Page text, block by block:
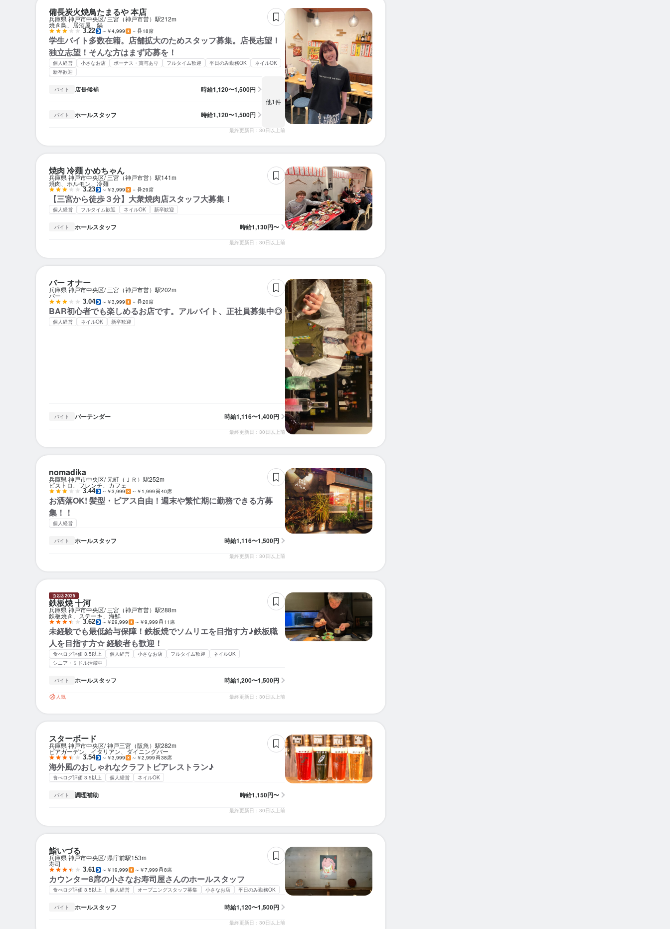
備長炭火焼鳥たまるや 本店
兵庫県 神戸市中央区 三宮（神戸市営）駅212m
焼き鳥、居酒屋、鍋
3.22 ～￥4,999 － 18席
学生バイト多数在籍。店舗拡大のためスタッフ募集。店長志望！
独立志望！そんな方はまず応募を！
個人経営 小さなお店 ボーナス・賞与あり フルタイム歓迎 平日のみ勤務OK
ネイルOK
新卒歓迎
バイト 店長候補 時給1,120〜1,500円
バイト ホールスタッフ 時給1,120〜1,500円
他1件
最終更新日：30日以上前
焼肉 冷麺 かめちゃん
兵庫県 神戸市中央区 三宮（神戸市営）駅141m
焼肉、ホルモン、冷麺
3.23 ～￥3,999 － 29席
【三宮から徒歩３分】大衆焼肉店スタッフ大募集！
個人経営 フルタイム歓迎 ネイルOK 新卒歓迎
バイト ホールスタッフ 時給1,130円〜
最終更新日：30日以上前
バー オナー
兵庫県 神戸市中央区 三宮（神戸市営）駅202m
バー
3.04 ～￥3,999 － 20席
BAR初心者でも楽しめるお店です。アルバイト、正社員募集中◎
個人経営 ネイルOK 新卒歓迎
バイト バーテンダー 時給1,116〜1,400円
最終更新日：30日以上前
nomadika
兵庫県 神戸市中央区 元町（ＪＲ）駅252m
ビストロ、フレンチ、カフェ
3.44 ～￥3,999 ～￥1,999 40席
お洒落OK! 髪型・ピアス自由！週末や繁忙期に勤務できる方募
集！！
個人経営
バイト ホールスタッフ 時給1,116〜1,500円
最終更新日：30日以上前
鉄板焼 十河
兵庫県 神戸市中央区 三宮（神戸市営）駅288m
鉄板焼き、ステーキ、海鮮
3.62 ～￥29,999 ～￥9,999 11席
未経験でも最低給与保障！鉄板焼でソムリエを目指す方♪鉄板職
人を目指す方☆ 経験者も歓迎！
食べログ評価 3.5以上 個人経営 小さなお店 フルタイム歓迎
ネイルOK
シニア・ミドル活躍中
バイト ホールスタッフ 時給1,200〜1,500円
人気 最終更新日：30日以上前
スターボード
兵庫県 神戸市中央区 神戸三宮（阪急）駅282m
ビアガーデン、イタリアン、ダイニングバー
3.54 ～￥3,999 ～￥2,999 38席
海外風のおしゃれなクラフトビアレストラン♪
食べログ評価 3.5以上 個人経営 ネイルOK
バイト 調理補助 時給1,150円〜
最終更新日：30日以上前
鮨いづる
兵庫県 神戸市中央区 県庁前駅153m
寿司
3.61 ～￥19,999 ～￥7,999 8席
カウンター8席の小さなお寿司屋さんのホールスタッフ
食べログ評価 3.5以上 個人経営 オープニングスタッフ募集 小さなお店 平日のみ勤務OK
バイト ホールスタッフ 時給1,120〜1,500円
最終更新日：30日以上前
調理補助
ホールスタッフ 時給：
調理師・調理スタッフ 時給：
ホールスタッフ
ホールスタッフ 時給：
ホールスタッフ 時給：
ホールスタッフ
ホールスタッフ
店長候補 時給：
ホールスタッフ 時給：
ホールスタッフ
バーテンダー 時給：
ホールスタッフ 時給：
ホールスタッフ 時給：
調理補助
ホールスタッフ 時給：
ホールスタッフ 時給：
ホールスタッフ
ホールスタッフ
ホールスタッフ
ホールスタッフ
ホールスタッフ 時給：
ホールスタッフ 時給：
ホールスタッフ
調理補助 時給：
ホールスタッフ 時給：
時給：